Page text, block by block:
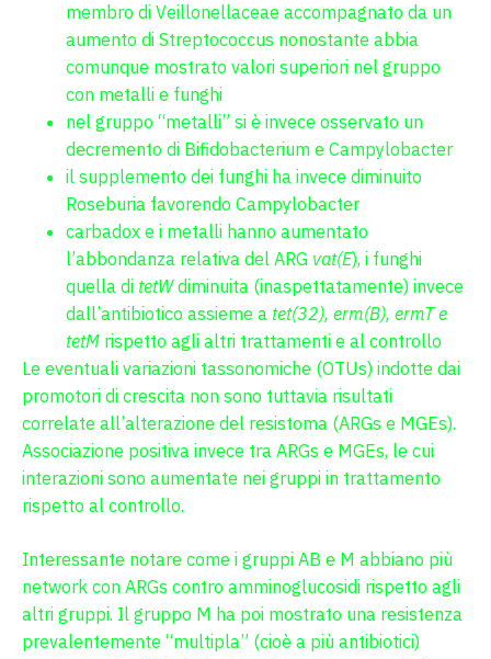
membro di Veillonellaceae accompagnato da un
aumento di Streptococcus nonostante abbia
comunque mostrato valori superiori nel gruppo
con metalli e funghi
nel gruppo “metalli” si è invece osservato un
decremento di Bifidobacterium e Campylobacter
il supplemento dei funghi ha invece diminuito
Roseburia favorendo Campylobacter
carbadox e i metalli hanno aumentato
l’abbondanza relativa del ARG vat(E), i funghi
quella di tetWdiminuita (inaspettatamente) invece
dall’antibiotico assieme a tet(32), erm(B), ermT e
tetM rispetto agli altri trattamenti e al controllo
Le eventuali variazioni tassonomiche (OTUs) indotte dai
promotori di crescita non sono tuttavia risultati
correlate all’alterazione del resistoma (ARGs e MGEs).
Associazione positiva invece tra ARGs e MGEs, le cui
interazioni sono aumentate nei gruppi in trattamento
rispetto al controllo.
Interessante notare come i gruppi AB e M abbiano più
network con ARGs contro amminoglucosidi rispetto agli
altri gruppi. Il gruppo M ha poi mostrato una resistenza
prevalentemente “multipla” (cioè a più antibiotici)